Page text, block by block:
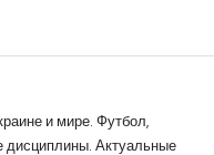
и мире. Футбол,
дисциплины. Актуальные